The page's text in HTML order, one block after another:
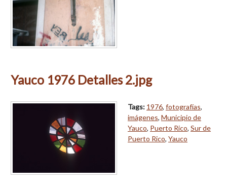
Yauco 1976 Detalles 2.jpg
Tags: 1976, fotografías,
imágenes, Municipio de
Yauco, Puerto Rico, Sur de
Puerto Rico, Yauco